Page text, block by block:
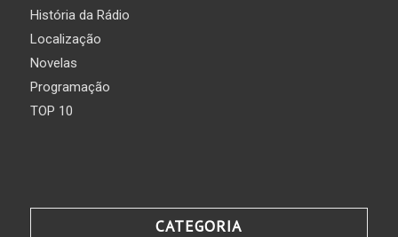
História da Rádio
Localização
Novelas
Programação
TOP 10
CATEGORIA